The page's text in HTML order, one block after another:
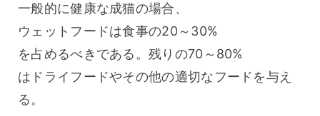
一般的に健康な成猫の場合、
ウェットフードは食事の20～30%
を占めるべきである。残りの70～80%
はドライフードやその他の適切なフードを与え
る。